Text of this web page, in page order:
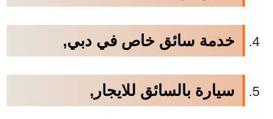
خدمة سائق خاص في دبي,
سيارة بالسائق للايجار,